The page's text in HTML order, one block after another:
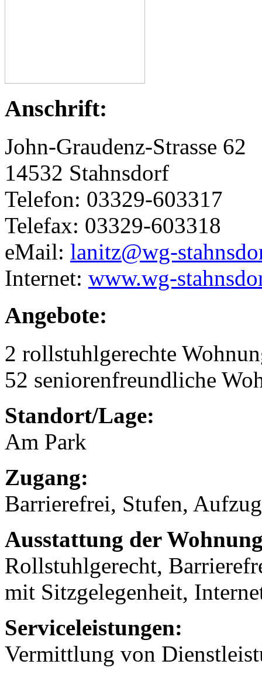
Anschrift:
John-Graudenz-Strasse 62
14532 Stahnsdorf
Telefon: 03329-603317
Telefax: 03329-603318
eMail: lanitz@wg-
Internet: www.wg-
Angebote:
2 rollstuhlgerechte
52 seniorenfreundliche
Standort/Lage:
Am Park
Zugang:
Barrierefrei, Stufen, Aufzug
Ausstattung der
Rollstuhlgerecht,
mit Sitzgelegenheit,
Serviceleistungen:
Vermittlung von